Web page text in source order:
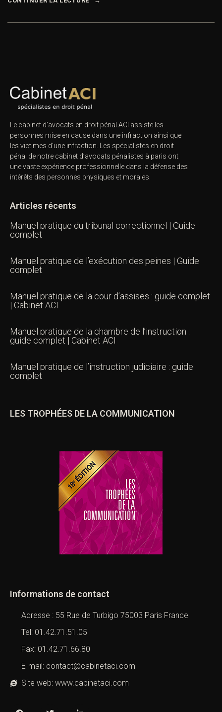
Le cabinet d’avocats en droit pénal ACI assiste les
personnes mise en cause dans une infraction ainsi que
les victimes d’une infraction. Les spécialistes en droit
pénal de notre cabinet d’avocats pénalistes à paris ont
une vaste expérience professionnelle dans la défense des
intérêts des personnes physiques et morales.
Articles récents
Manuel pratique du tribunal correctionnel | Guide
complet
Manuel pratique de l’exécution des peines | Guide
complet
Manuel pratique de la cour d’assises : guide complet
| Cabinet ACI
Manuel pratique de la chambre de l’instruction :
guide complet | Cabinet ACI
Manuel pratique de l’instruction judiciaire : guide
complet
LES TROPHÉES DE LA COMMUNICATION
Informations de contact
Adresse : 55 Rue de Turbigo 75003 Paris France
Tel: 01.42.71.51.05
Fax: 01.42.71.66.80
E-mail: contact@cabinetaci.com
Site web: www.cabinetaci.com